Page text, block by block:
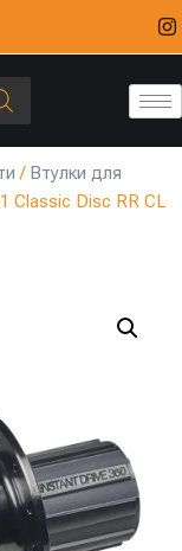
/ Втулки для
Classic Disc RR CL